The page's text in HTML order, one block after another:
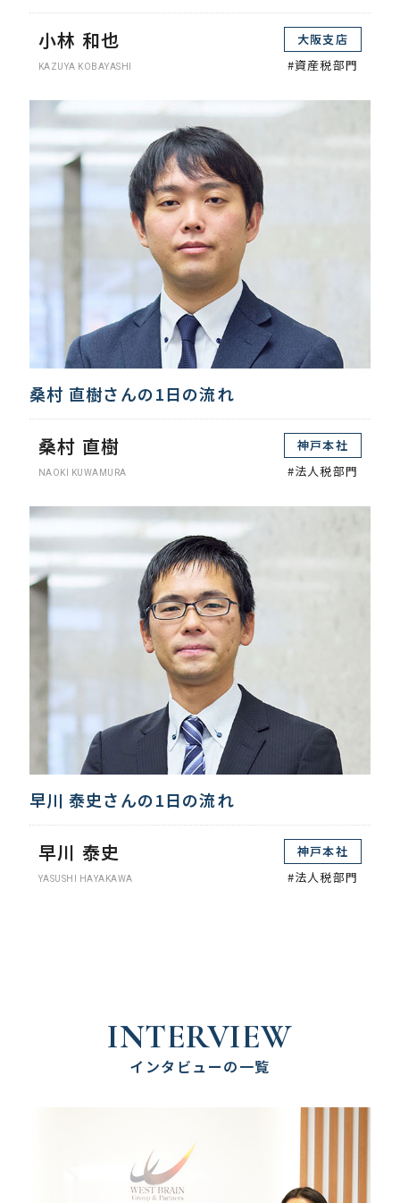
小林 和也
KAZUYA KOBAYASHI
大阪支店
#資産税部門
桑村 直樹さんの1日の流れ
桑村 直樹
NAOKI KUWAMURA
神戸本社
#法人税部門
早川 泰史さんの1日の流れ
早川 泰史
YASUSHI HAYAKAWA
神戸本社
#法人税部門
INTERVIEW
インタビューの一覧